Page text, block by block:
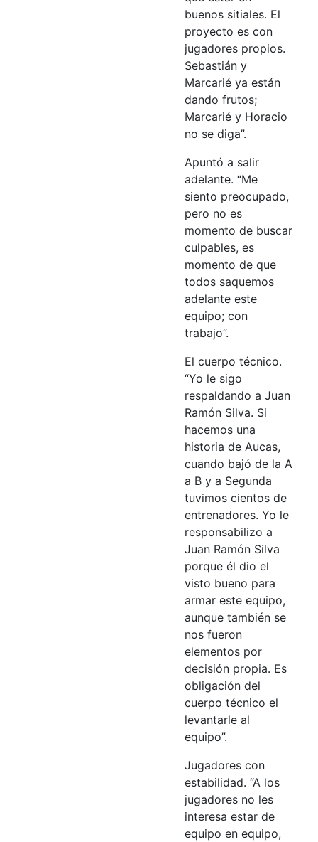
buenos sitiales. El
proyecto es con
jugadores propios.
Sebastián y
Marcarié ya están
dando frutos;
Marcarié y Horacio
no se diga”.
Apuntó a salir
adelante. “Me
siento preocupado,
pero no es
momento de buscar
culpables, es
momento de que
todos saquemos
adelante este
equipo; con
trabajo”.
El cuerpo técnico.
“Yo le sigo
respaldando a Juan
Ramón Silva. Si
hacemos una
historia de Aucas,
cuando bajó de la A
a B y a Segunda
tuvimos cientos de
entrenadores. Yo le
responsabilizo a
Juan Ramón Silva
porque él dio el
visto bueno para
armar este equipo,
aunque también se
nos fueron
elementos por
decisión propia. Es
obligación del
cuerpo técnico el
levantarle al
equipo”.
Jugadores con
estabilidad. “A los
jugadores no les
interesa estar de
equipo en equipo,